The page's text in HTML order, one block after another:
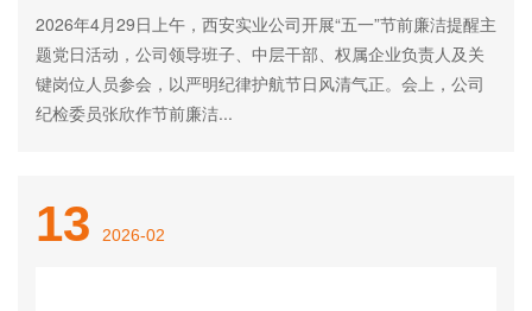
2026年4月29日上午，西安实业公司开展“五一”节前廉洁提醒主
题党日活动，公司领导班子、中层干部、权属企业负责人及关
键岗位人员参会，以严明纪律护航节日风清气正。会上，公司
纪检委员张欣作节前廉洁...
13 2026-02